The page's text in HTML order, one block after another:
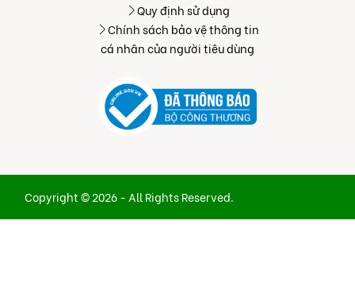
Quy định sử dụng
Chính sách bảo vệ thông tin
cá nhân của người tiêu dùng
Copyright © 2026 - All Rights Reserved.